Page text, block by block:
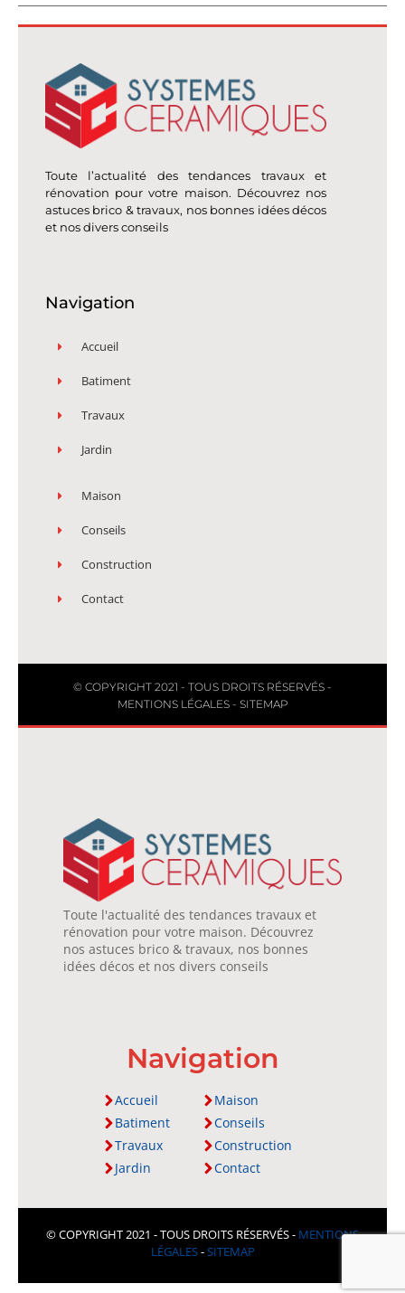
Toute l’actualité des tendances travaux et
rénovation pour votre maison. Découvrez nos
astuces brico & travaux, nos bonnes idées décos
et nos divers conseils
Navigation
Accueil
Batiment
Travaux
Jardin
Maison
Conseils
Construction
Contact
© COPYRIGHT 2021 - TOUS DROITS RÉSERVÉS -
MENTIONS LÉGALES- SITEMAP
Toute l'actualité des tendances travaux et
rénovation pour votre maison. Découvrez
nos astuces brico & travaux, nos bonnes
idées décos et nos divers conseils
Navigation
Accueil
Batiment
Travaux
Jardin
Maison
Conseils
Construction
Contact
© COPYRIGHT 2021 - TOUS DROITS RÉSERVÉS - MENTIONS
LÉGALES-SITEMAP